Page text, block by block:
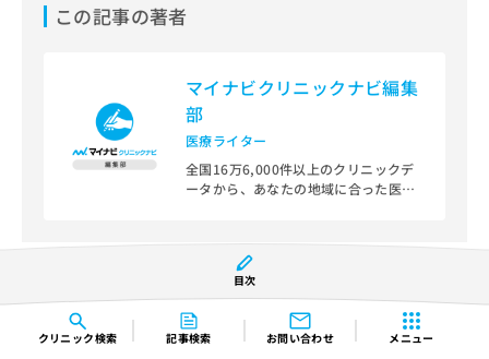
クリニック検索 記事検索 お問い合わせ メニュー
この記事の著者
マイナビクリニックナビ編集
部
医療ライター
全国16万6,000件以上のクリニックデ
ータから、あなたの地域に合った医療
クナビ」。
編集部では、地域ごとの医療機関情報
をわかりやすく整理し、最新の公式情
報にもとづいて発信しています。
この記事は参考になりましたか？
目次